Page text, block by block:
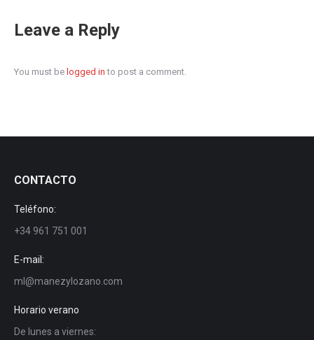
Leave a Reply
You must be logged in to post a comment.
CONTACTO
Teléfono:
+34 961 751 001
E-mail:
ml@manezylozano.com
Horario verano
De lunes a viernes: